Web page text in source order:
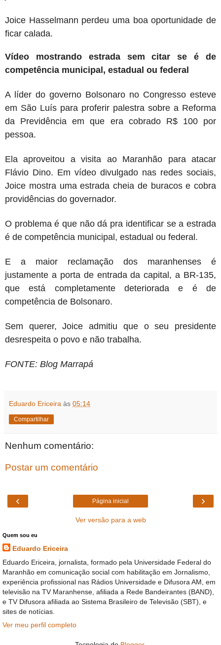
Joice Hasselmann perdeu uma boa oportunidade de
ficar calada.
Vídeo mostrando estrada sem citar se é de
competência municipal, estadual ou federal
A líder do governo Bolsonaro no Congresso esteve
em São Luís para proferir palestra sobre a Reforma
da Previdência em que era cobrado R$ 100 por
pessoa.
Ela aproveitou a visita ao Maranhão para atacar
Flávio Dino. Em vídeo divulgado nas redes sociais,
Joice mostra uma estrada cheia de buracos e cobra
providências do governador.
O problema é que não dá pra identificar se a estrada
é de competência municipal, estadual ou federal.
E a maior reclamação dos maranhenses é
justamente a porta de entrada da capital, a BR-135,
que está completamente deteriorada e é de
competência de Bolsonaro.
Sem querer, Joice admitiu que o seu presidente
desrespeita o povo e não trabalha.
FONTE: Blog Marrapá
Eduardo Ericeira às 05:14
Compartilhar
Nenhum comentário:
Postar um comentário
‹ ›
Página inicial
Ver versão para a web
Quem sou eu
Eduardo Ericeira
Eduardo Ericeira, jornalista, formado pela Universidade Federal do
Maranhão em comunicação social com habilitação em Jornalismo,
experiência profissional nas Rádios Universidade e Difusora AM, em
televisão na TV Maranhense, afiliada a Rede Bandeirantes (BAND),
e TV Difusora afiliada ao Sistema Brasileiro de Televisão (SBT), e
sites de notícias.
Ver meu perfil completo